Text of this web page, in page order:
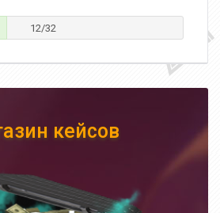
12/32
кейсов